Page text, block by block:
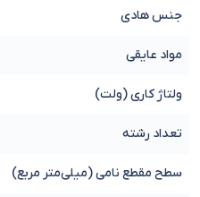
جنس هادی
مواد عایقی
ولتاژ کاری (ولت)
تعداد رشته
سطح مقطع نامی (میلی‌متر مربع)